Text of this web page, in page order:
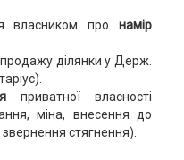
власником пронамір
ділянки у Держ.
приватної власності
міна, внесення до
стягнення).